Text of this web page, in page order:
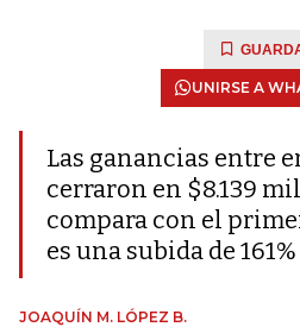
UNIRSE A
Las ganancias entre
cerraron en $8.139
compara con el
es una subida de 161%
JOAQUÍN M. LÓPEZ B.